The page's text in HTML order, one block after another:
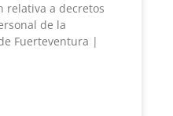
relativa a decretos
de la
Fuerteventura |